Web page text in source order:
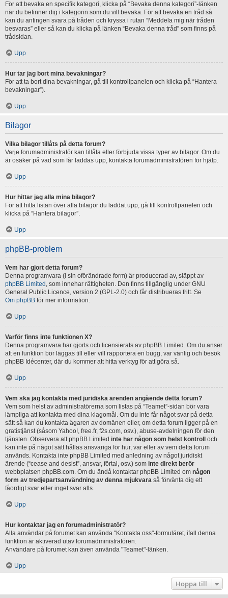
För att bevaka en specifik kategori, klicka på “Bevaka denna kategori”-länken
när du befinner dig i kategorin som du vill bevaka. För att bevaka en tråd så
kan du antingen svara på tråden och kryssa i rutan “Meddela mig när tråden
besvaras” eller så kan du klicka på länken “Bevaka denna tråd” som finns på
trådsidan.
Upp
Hur tar jag bort mina bevakningar?
För att ta bort dina bevakningar, gå till kontrollpanelen och klicka på “Hantera
bevakningar”).
Upp
Bilagor
Vilka bilagor tillåts på detta forum?
Varje forumadministratör kan tillåta eller förbjuda vissa typer av bilagor. Om du
är osäker på vad som får laddas upp, kontakta forumadministratören för hjälp.
Upp
Hur hittar jag alla mina bilagor?
För att hitta listan över alla bilagor du laddat upp, gå till kontrollpanelen och
klicka på “Hantera bilagor”.
Upp
phpBB-problem
Vem har gjort detta forum?
Denna programvara (i sin oförändrade form) är producerad av, släppt av
phpBB Limited , som innehar rättigheten. Den finns tillgänglig under GNU
General Public Licence, version 2 (GPL-2.0) och får distribueras fritt. Se
Om phpBB för mer information.
Upp
Varför finns inte funktionen X?
Denna programvara har gjorts och licensierats av phpBB Limited. Om du anser
att en funktion bör läggas till eller vill rapportera en bugg, var vänlig och besök
phpBB Idécenter, där du kommer att hitta verktyg för att göra så.
Upp
Vem ska jag kontakta med juridiska ärenden angående detta forum?
Vem som helst av administratörerna som listas på “Teamet”-sidan bör vara
lämpliga att kontakta med dina klagomål. Om du inte får något svar på detta
sätt så kan du kontakta ägaren av domänen eller, om detta forum ligger på en
gratistjänst (såsom Yahoo!, free.fr, f2s.com, osv.), abuse-avdelningen för den
tjänsten. Observera att phpBB Limited inte har någon som helst kontroll
och
kan inte på något sätt hållas ansvariga för hur, var eller av vem detta forum
används. Kontakta inte phpBB Limited med anledning av något juridiskt
ärende (“cease and desist”, ansvar, förtal, osv.) som inte direkt berör
webbplatsen phpBB.com. Om du ändå kontaktar phpBB Limited om någon
form av tredjepartsanvändning av denna mjukvara så förvänta dig ett
fåordigt svar eller inget svar alls.
Upp
Hur kontaktar jag en forumadministratör?
Alla användar på forumet kan använda "Kontakta oss"-formuläret, ifall denna
funktion är aktiverad utav forumadministratören.
Användare på forumet kan även använda "Teamet"-länken.
Upp
Hoppa till